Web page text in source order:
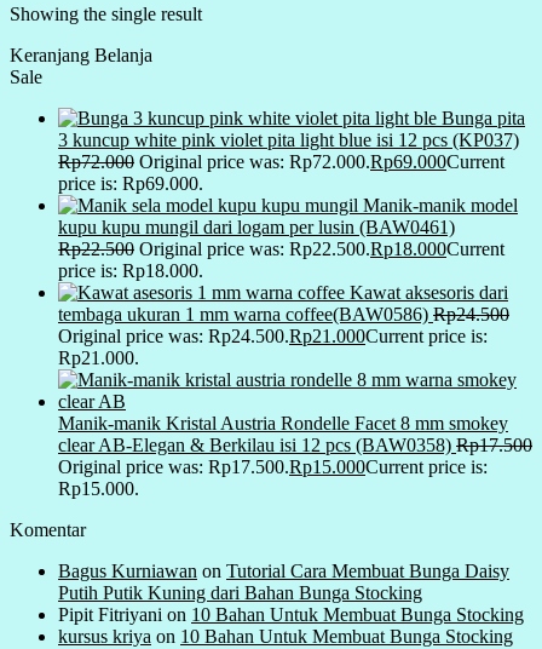
Showing the single result
Keranjang Belanja
Sale
Bunga pita
3 kuncup white pink violet pita light blue isi 12 pcs (KP037)
Rp72.000 Original price was: Rp72.000.Rp69.000Current
price is: Rp69.000.
Manik-manik model
kupu kupu mungil dari logam per lusin (BAW0461)
Rp22.500 Original price was: Rp22.500.Rp18.000Current
price is: Rp18.000.
Kawat aksesoris dari
tembaga ukuran 1 mm warna coffee(BAW0586) Rp24.500
Original price was: Rp24.500.Rp21.000Current price is:
Rp21.000.
Manik-manik Kristal Austria Rondelle Facet 8 mm smokey
clear AB-Elegan & Berkilau isi 12 pcs (BAW0358) Rp17.500
Original price was: Rp17.500.Rp15.000Current price is:
Rp15.000.
Komentar
Bagus Kurniawan on Tutorial Cara Membuat Bunga Daisy
Putih Putik Kuning dari Bahan Bunga Stocking
Pipit Fitriyani on 10 Bahan Untuk Membuat Bunga Stocking
kursus kriya on 10 Bahan Untuk Membuat Bunga Stocking